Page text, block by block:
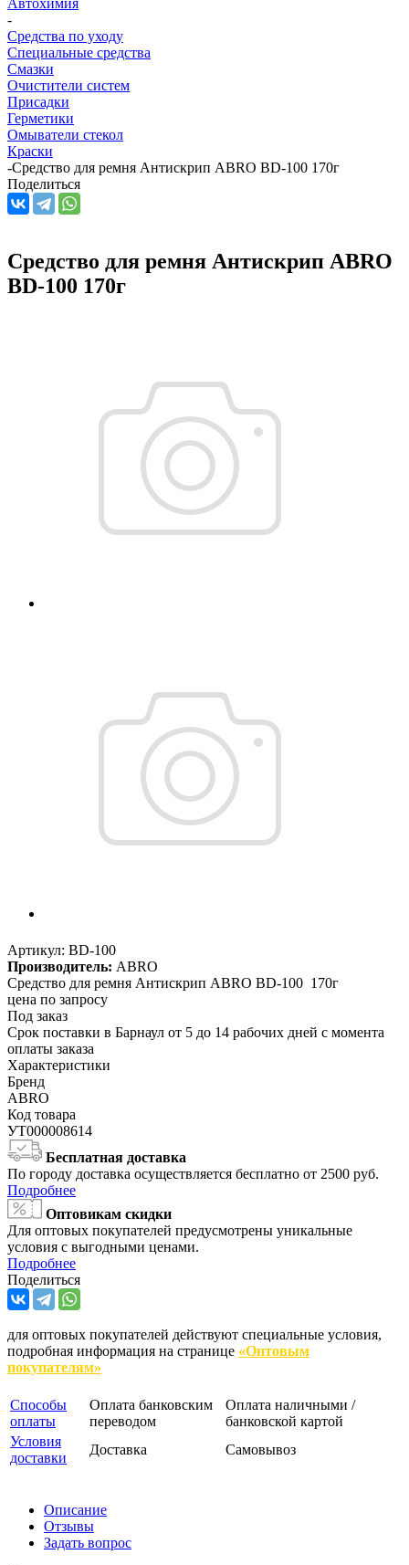
-
Средства по уходу
Специальные средства
Смазки
Очистители систем
Присадки
Герметики
Омыватели стекол
Краски
-Средство для ремня Антискрип ABRO BD-100 170г
Поделиться
Средство для ремня Антискрип ABRO
BD-100 170г
Артикул: BD-100
Производитель: ABRO
Средство для ремня Антискрип ABRO BD-100 170г
цена по запросу
Под заказ
Срок поставки в Барнаул от 5 до 14 рабочих дней с момента
оплаты заказа
Характеристики
Бренд
ABRO
Код товара
УТ000008614
Бесплатная доставка
По городу доставка осуществляется бесплатно от 2500 руб.
Подробнее
Оптовикам скидки
Для оптовых покупателей предусмотрены уникальные
условия с выгодными ценами.
Подробнее
Поделиться
для оптовых покупателей действуют специальные условия,
подробная информация на странице «Оптовым
покупателям»
Способы
оплаты
Оплата банковским
переводом
Оплата наличными /
банковской картой
Условия
доставки
Доставка Самовывоз
Описание
Отзывы
Задать вопрос